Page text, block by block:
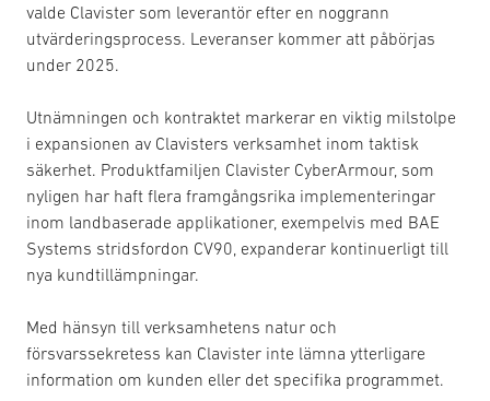
valde Clavister som leverantör efter en noggrann
utvärderingsprocess. Leveranser kommer att påbörjas
under 2025.
Utnämningen och kontraktet markerar en viktig milstolpe
i expansionen av Clavisters verksamhet inom taktisk
säkerhet. Produktfamiljen Clavister CyberArmour, som
nyligen har haft flera framgångsrika implementeringar
inom landbaserade applikationer, exempelvis med BAE
Systems stridsfordon CV90, expanderar kontinuerligt till
nya kundtillämpningar.
Med hänsyn till verksamhetens natur och
försvarssekretess kan Clavister inte lämna ytterligare
information om kunden eller det specifika programmet.